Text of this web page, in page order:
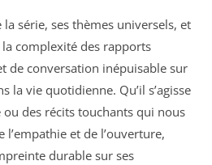
série, ses thèmes universels, et
complexité des rapports
de conversation inépuisable sur
la vie quotidienne. Qu’il s’agisse
ou des récits touchants qui nous
et de l’ouverture,
durable sur ses